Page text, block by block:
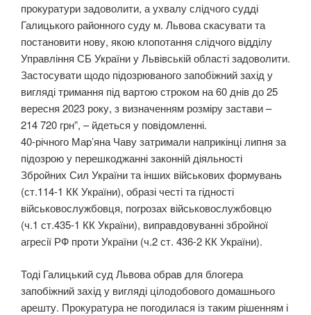
прокуратури задоволити, а ухвалу слідчого судді
Галицького районного суду м. Львова скасувати та
постановити нову, якою клопотання слідчого відділу
Управління СБ України у Львівській області задоволити.
Застосувати щодо підозрюваного запобіжний захід у
вигляді тримання під вартою строком на 60 днів до 25
вересня 2023 року, з визначенням розміру застави –
214 720 грн”, – йдеться у повідомленні.
40-річного Мар’яна Чаву затримали наприкінці липня за
підозрою у перешкоджанні законній діяльності
Збройних Сил України та інших військових формувань
(ст.114-1 КК України), образі честі та гідності
військовослужбовця, погрозах військовослужбовцю
(ч.1 ст.435-1 КК України), виправдовуванні збройної
агресії РФ проти України (ч.2 ст. 436-2 КК України).
Тоді Галицький суд Львова обрав для блогера
запобіжний захід у вигляді цілодобового домашнього
арешту. Прокуратура не погодилася із таким рішенням і